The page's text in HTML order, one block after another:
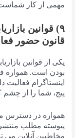
مهمی از کار
۹) قوانین
قانون حضور
یکی از قوانین
بودن است. همواره
اینستاگرام
پیج، شما را از چشم
همواره در دسترس
پیوسته مطلب منتشر
مخاطبین آنلاین می